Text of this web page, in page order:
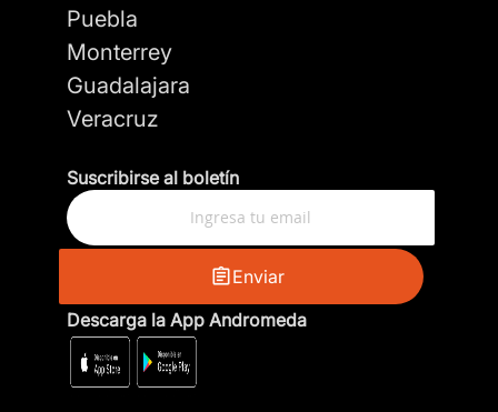
Puebla
Monterrey
Guadalajara
Veracruz
Suscribirse al boletín
Enviar
Descarga la App Andromeda